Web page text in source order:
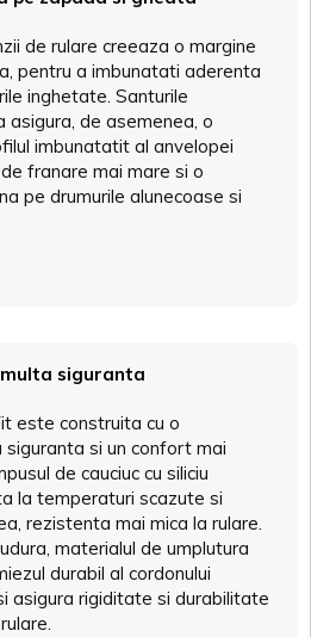
de rulare creeaza o margine
pentru a imbunatati aderenta
inghetate. Santurile
asigura, de asemenea, o
imbunatatit al anvelopei
franare mai mare si o
pe drumurile alunecoase si
siguranta
este construita cu o
si un confort mai
de cauciuc cu siliciu
la temperaturi scazute si
rezistenta mai mica la rulare.
materialul de umplutura
durabil al cordonului
asigura rigiditate si durabilitate